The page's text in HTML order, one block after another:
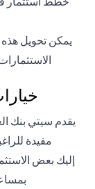
يمكن تحويل هذه
يقدم سيتي بنك
مفيدة
إليك بعض